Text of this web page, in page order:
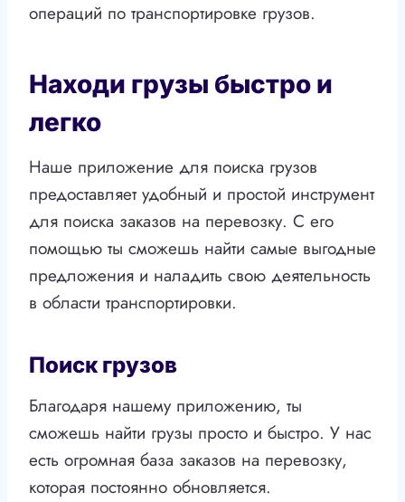
операций по транспортировке грузов.
Находи грузы быстро и
легко
Наше приложение для поиска грузов
предоставляет удобный и простой инструмент
для поиска заказов на перевозку. С его
помощью ты сможешь найти самые выгодные
предложения и наладить свою деятельность
в области транспортировки.
Поиск грузов
Благодаря нашему приложению, ты
сможешь найти грузы просто и быстро. У нас
есть огромная база заказов на перевозку,
которая постоянно обновляется.